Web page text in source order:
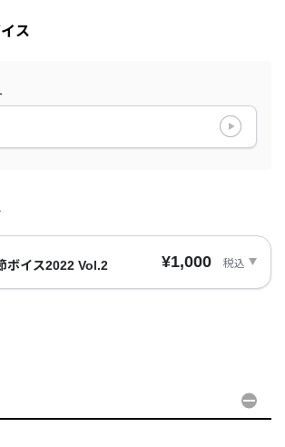
ス
ボイス2022 Vol.2 ¥1,000 税込